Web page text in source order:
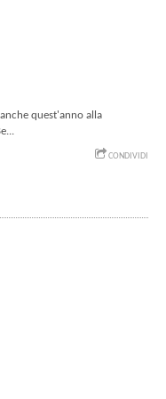
quest'anno alla
CONDIVIDI